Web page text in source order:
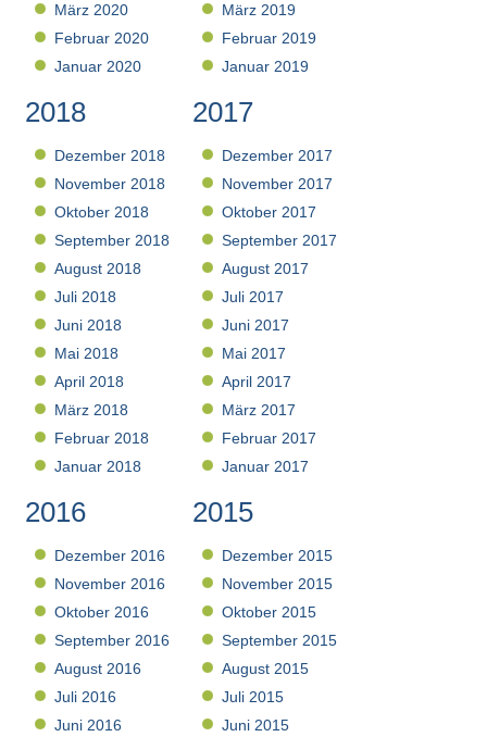
März 2020
Februar 2020
Januar 2020
März 2019
Februar 2019
Januar 2019
2018
Dezember 2018
November 2018
Oktober 2018
September 2018
August 2018
Juli 2018
Juni 2018
Mai 2018
April 2018
März 2018
Februar 2018
Januar 2018
2017
Dezember 2017
November 2017
Oktober 2017
September 2017
August 2017
Juli 2017
Juni 2017
Mai 2017
April 2017
März 2017
Februar 2017
Januar 2017
2016
Dezember 2016
November 2016
Oktober 2016
September 2016
August 2016
Juli 2016
Juni 2016
2015
Dezember 2015
November 2015
Oktober 2015
September 2015
August 2015
Juli 2015
Juni 2015